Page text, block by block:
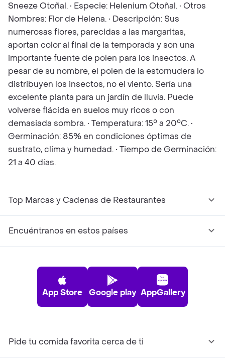
Sneeze Otoñal. • Especie: Helenium Otoñal. • Otros
Nombres: Flor de Helena. • Descripción: Sus
numerosas flores, parecidas a las margaritas,
aportan color al final de la temporada y son una
importante fuente de polen para los insectos. A
pesar de su nombre, el polen de la estornudera lo
distribuyen los insectos, no el viento. Sería una
excelente planta para un jardín de lluvia. Puede
volverse flácida en suelos muy ricos o con
demasiada sombra. • Temperatura: 15° a 20°C. •
Germinación: 85% en condiciones óptimas de
sustrato, clima y humedad. • Tiempo de Germinación:
21 a 40 días.
Top Marcas y Cadenas de Restaurantes
Encuéntranos en estos países
App Store Google play AppGallery
Pide tu comida favorita cerca de ti